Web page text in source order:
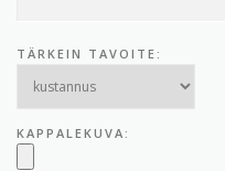
TÄRKEIN TAVOITE:
KAPPALEKUVA: